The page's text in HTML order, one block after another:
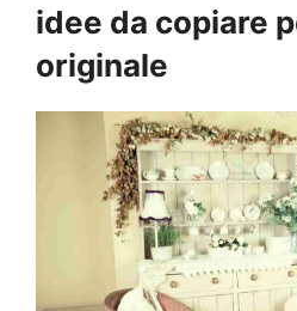
idee da copiare
originale